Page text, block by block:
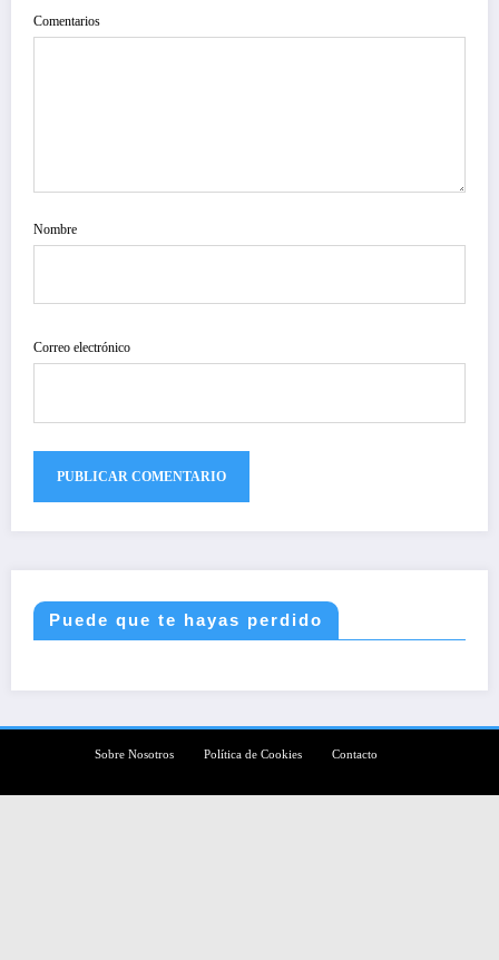
Comentarios
Nombre
Correo electrónico
Puede que te hayas perdido
Sobre Nosotros Política de Cookies Contacto